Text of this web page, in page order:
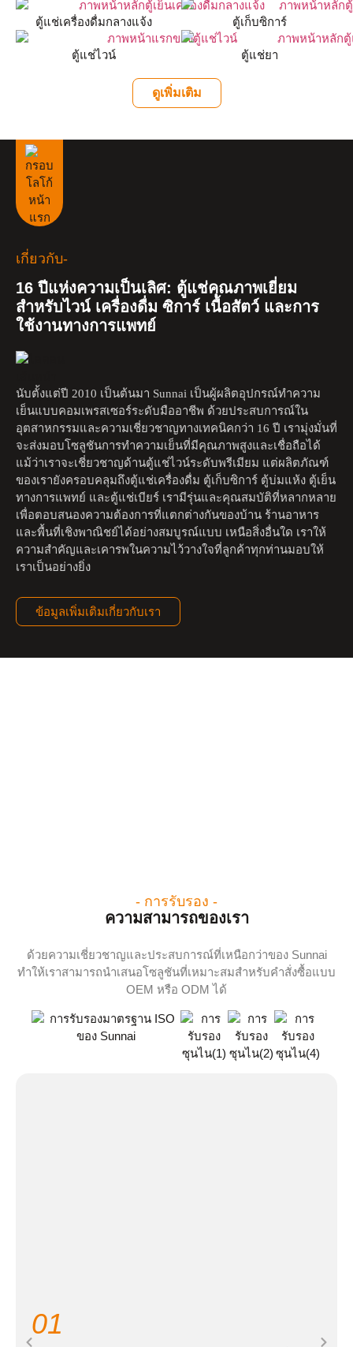
ตู้แช่เครื่องดื่มกลางแจ้ง ตู้เก็บซิการ์
ตู้แช่ไวน์ ตู้แช่ยา
ดูเพิ่มเติม
เกี่ยวกับ-
16 ปีแห่งความเป็นเลิศ: ตู้แช่คุณภาพเยี่ยม
สำหรับไวน์ เครื่องดื่ม ซิการ์ เนื้อสัตว์ และการ
ใช้งานทางการแพทย์
นับตั้งแต่ปี 2010 เป็นต้นมา Sunnai เป็นผู้ผลิตอุปกรณ์ทำความ
เย็นแบบคอมเพรสเซอร์ระดับมืออาชีพ ด้วยประสบการณ์ใน
อุตสาหกรรมและความเชี่ยวชาญทางเทคนิคกว่า 16 ปี เรามุ่งมั่นที่
จะส่งมอบโซลูชันการทำความเย็นที่มีคุณภาพสูงและเชื่อถือได้
แม้ว่าเราจะเชี่ยวชาญด้านตู้แช่ไวน์ระดับพรีเมียม แต่ผลิตภัณฑ์
ของเรายังครอบคลุมถึงตู้แช่เครื่องดื่ม ตู้เก็บซิการ์ ตู้บ่มแห้ง ตู้เย็น
ทางการแพทย์ และตู้แช่เบียร์ เรามีรุ่นและคุณสมบัติที่หลากหลาย
เพื่อตอบสนองความต้องการที่แตกต่างกันของบ้าน ร้านอาหาร
และพื้นที่เชิงพาณิชย์ได้อย่างสมบูรณ์แบบ เหนือสิ่งอื่นใด เราให้
ความสำคัญและเคารพในความไว้วางใจที่ลูกค้าทุกท่านมอบให้
เราเป็นอย่างยิ่ง
ข้อมูลเพิ่มเติมเกี่ยวกับเรา
- การรับรอง -
ความสามารถของเรา
ด้วยความเชี่ยวชาญและประสบการณ์ที่เหนือกว่าของ Sunnai
ทำให้เราสามารถนำเสนอโซลูชันที่เหมาะสมสำหรับคำสั่งซื้อแบบ
OEM หรือ ODM ได้
01